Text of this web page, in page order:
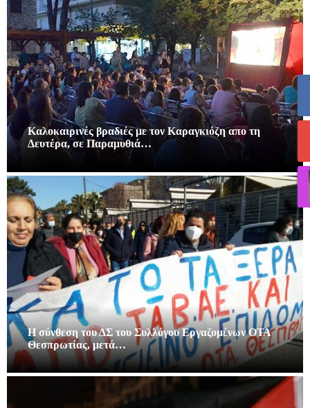
Καλοκαιρινές βραδιές με τον Καραγκιόζη απο τη
Δευτέρα, σε Παραμυθιά…
Η σύνθεση του ΔΣ του Συλλόγου Εργαζομένων ΟΤΑ
Θεσπρωτίας, μετά…